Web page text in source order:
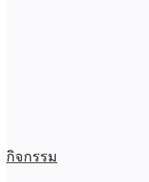
กิจกรรม